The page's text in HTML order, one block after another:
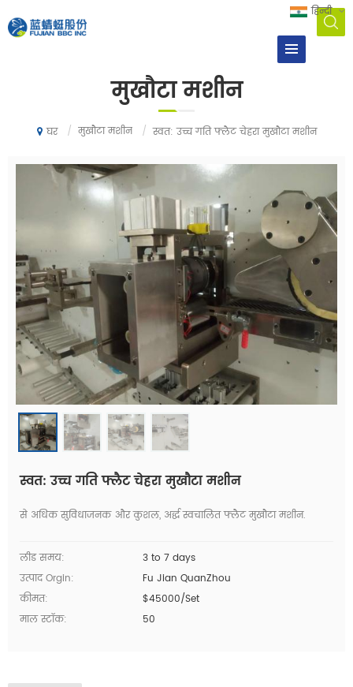
हिन्दी
मुखौटा मशीन
घर / मुखौटा मशीन / स्वत: उच्च गति फ्लैट चेहरा मुखौटा मशीन
स्वत: उच्च गति फ्लैट चेहरा मुखौटा मशीन
से अधिक सुविधाजनक और कुशल, अर्द्ध स्वचालित फ्लैट मुखौटा मशीन.
लीड समय:
3 to 7 days
उत्पाद Orgin:
Fu Jian QuanZhou
कीमत:
$45000/Set
माल स्टॉक:
50